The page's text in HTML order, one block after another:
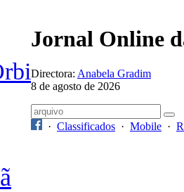
Jornal Online
Directora: Anabela Gradim
8 de agosto de 2026
· Classificados · Mobile ·